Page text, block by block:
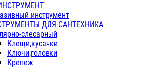
инструмент
ДЛЯ САНТЕХНИКА
слесарный
Клещи,кусачки
Ключи,головки
Крепеж